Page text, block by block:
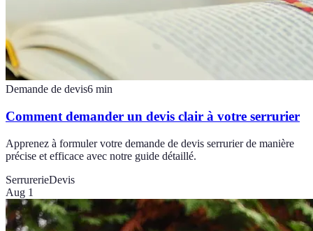
Demande de devis6 min
Comment demander un devis clair à votre serrurier
Apprenez à formuler votre demande de devis serrurier de manière
précise et efficace avec notre guide détaillé.
SerrurerieDevis
Aug 1